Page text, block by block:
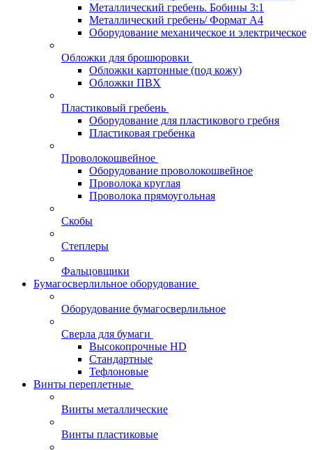
Металлический гребень. Бобины 3:1
Металлический гребень/ Формат А4
Оборудование механическое и электрическое
Обложки для брошюровки
Обложки картонные (под кожу)
Обложки ПВХ
Пластиковый гребень
Оборудование для пластикового гребня
Пластиковая гребенка
Проволокошвейное
Оборудование проволокошвейное
Проволока круглая
Проволока прямоугольная
Скобы
Степлеры
Фальцовщики
Бумагосверлильное оборудование
Оборудование бумагосверлильное
Сверла для бумаги
Высокопрочные HD
Стандартные
Тефлоновые
Винты переплетные
Винты металлические
Винты пластиковые